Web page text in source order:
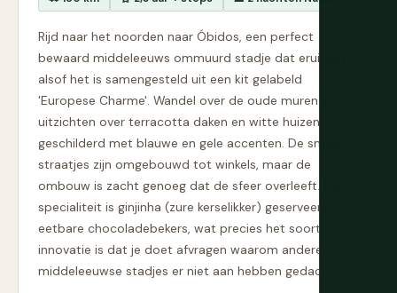
Rijd naar het noorden naar Óbidos, een perfect
bewaard middeleeuws ommuurd stadje dat eruitziet
alsof het is samengesteld uit een kit gelabeld
'Europese Charme'. Wandel over de oude muren voor
uitzichten over terracotta daken en witte huizen
geschilderd met blauwe en gele accenten. De smalle
straatjes zijn omgebouwd tot winkels, maar de
ombouw is zacht genoeg dat de sfeer overleeft. De
specialiteit is ginjinha (zure kerselikker) geserveerd in
eetbare chocoladebekers, wat precies het soort
innovatie is dat je doet afvragen waarom andere
middeleeuwse stadjes er niet aan hebben gedacht.